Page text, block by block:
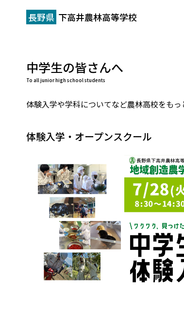
長野県 下高井農林高等学校
中学生の皆さんへ
To all junior high school students
体験入学や学科についてなど農林高校をも
体験入学・オープンスクール